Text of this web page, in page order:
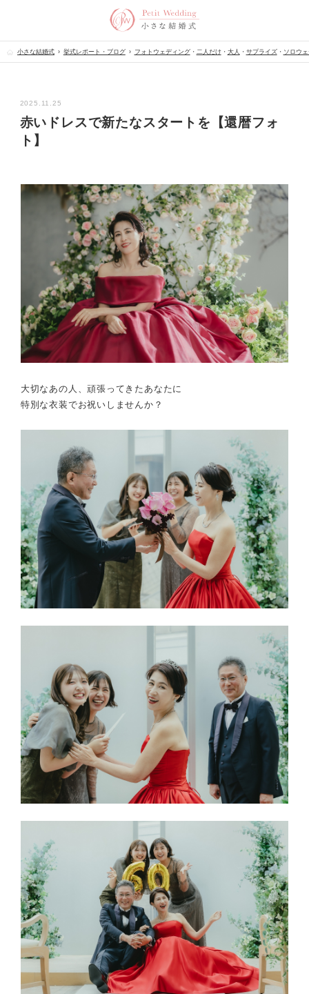
小さな結婚式 挙式レポート・ブログ フォトウェディング・ 二人だけ・ 大人 ・ サプライズ・ ソロウ
2025.11.25
赤いドレスで新たなスタートを【還暦フォ
ト】
大切なあの人、頑張ってきたあなたに
特別な衣装でお祝いしませんか？